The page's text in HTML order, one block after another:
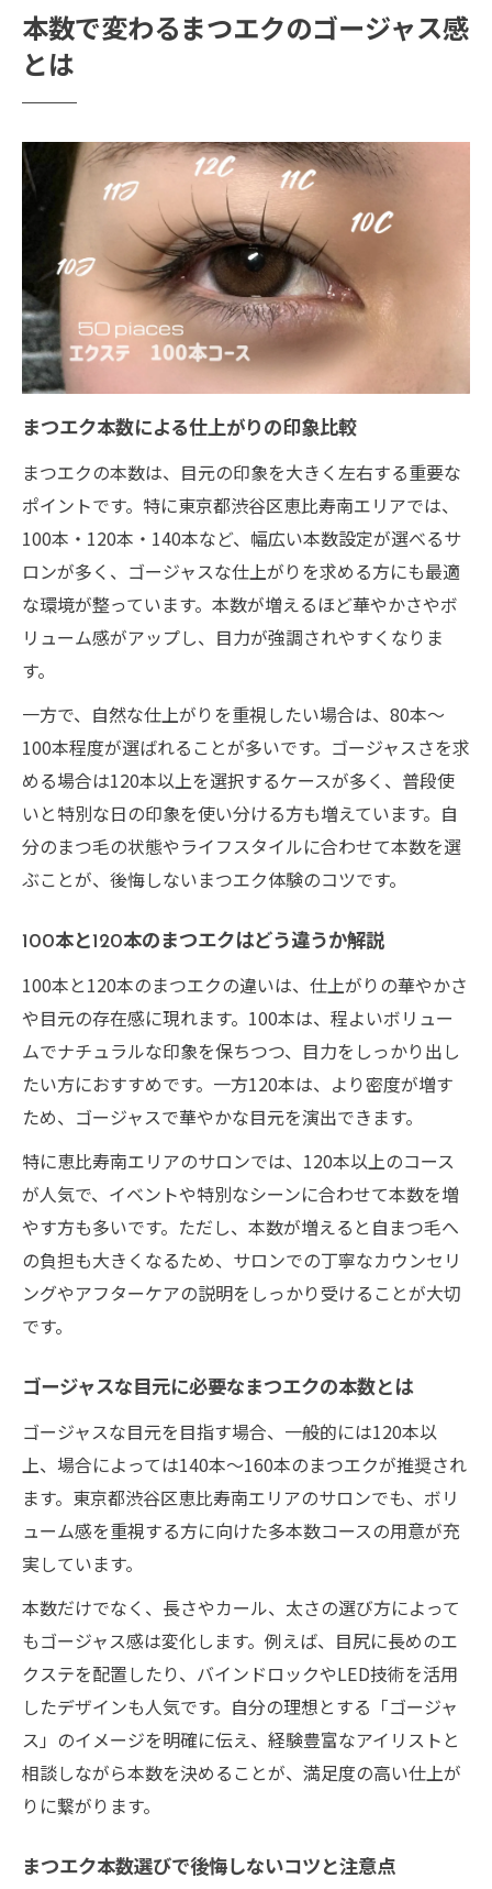
まつエクの本数が与える雰囲気の変化を分
まつエクで叶う上品な目元の作り方を伝授
渋谷・恵比寿南のまつエク最新事情解説
まつエク施術で重視すべき上品さのポイン
ト
アンドヘルシーなまつエクスタイルの魅力
まつエク選びで失敗しないためのチェック
法
2024年注目のまつエクトレンド徹底解説
LEDやバインドロックなど最新まつエク技
術紹介
ワンホン系まつエクデザインの特徴と選び
方
渋谷で人気のまつエク新デザインをチェッ
ク
理想の目元へ導くまつエクデザイン選び方
まつエクデザインで叶う理想のゴージャス
感
パリジェンヌとまつ毛パーマの違いを徹底
比較
まつエク選びで重視したいデザインポイン
ト
まつエクの本数別デザイン提案と印象の違
い
まつエクのお手入れ頻度や持ちの秘訣を解説
まつエクの持ちを良くするためのお手入れ
方法
何ヶ月に1回が最適？まつエクのメンテナン
ス周期
リペアとオフの組み合わせで美しさをキー
プ
まつエクの仕上がりで自信が持てる目元に
変身
まつエク体験で得られるメリットと満足感
まつエクの収益化や自営で目指せる可能性
ント
まつエクで理想を叶えた実例や体験談紹介
本数で変わるまつエクのゴージャス感
とは
まつエク本数による仕上がりの印象比較
まつエクの本数は、目元の印象を大きく左右する重要な
ポイントです。特に東京都渋谷区恵比寿南エリアでは、
100本・120本・140本など、幅広い本数設定が選べるサ
ロンが多く、ゴージャスな仕上がりを求める方にも最適
な環境が整っています。本数が増えるほど華やかさやボ
リューム感がアップし、目力が強調されやすくなりま
す。
一方で、自然な仕上がりを重視したい場合は、80本〜
100本程度が選ばれることが多いです。ゴージャスさを求
める場合は120本以上を選択するケースが多く、普段使
いと特別な日の印象を使い分ける方も増えています。自
分のまつ毛の状態やライフスタイルに合わせて本数を選
ぶことが、後悔しないまつエク体験のコツです。
100本と120本のまつエクはどう違うか解説
100本と120本のまつエクの違いは、仕上がりの華やかさ
や目元の存在感に現れます。100本は、程よいボリュー
ムでナチュラルな印象を保ちつつ、目力をしっかり出し
たい方におすすめです。一方120本は、より密度が増す
ため、ゴージャスで華やかな目元を演出できます。
特に恵比寿南エリアのサロンでは、120本以上のコース
が人気で、イベントや特別なシーンに合わせて本数を増
やす方も多いです。ただし、本数が増えると自まつ毛へ
の負担も大きくなるため、サロンでの丁寧なカウンセリ
ングやアフターケアの説明をしっかり受けることが大切
です。
ゴージャスな目元に必要なまつエクの本数とは
ゴージャスな目元を目指す場合、一般的には120本以
上、場合によっては140本〜160本のまつエクが推奨され
ます。東京都渋谷区恵比寿南エリアのサロンでも、ボリ
ューム感を重視する方に向けた多本数コースの用意が充
実しています。
本数だけでなく、長さやカール、太さの選び方によって
もゴージャス感は変化します。例えば、目尻に長めのエ
クステを配置したり、バインドロックやLED技術を活用
したデザインも人気です。自分の理想とする「ゴージャ
ス」のイメージを明確に伝え、経験豊富なアイリストと
相談しながら本数を決めることが、満足度の高い仕上が
りに繋がります。
まつエク本数選びで後悔しないコツと注意点